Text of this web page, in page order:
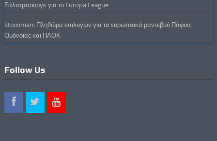
Σάλτσμπουργκ για το Europa League
Stoiximan: Πληθώρα επιλογών για τα ευρωπαϊκά ραντεβού Πάφου,
Ομόνοιας και ΠΑΟΚ
Follow Us